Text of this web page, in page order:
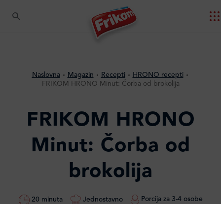
Naslovna Magazin Recepti
HRONO recepti
FRIKOM HRONO Minut: Čorba od brokolija
FRIKOM HRONO
Minut: Čorba od
brokolija
20 minuta Jednostavno Porcija za 3-4 osobe